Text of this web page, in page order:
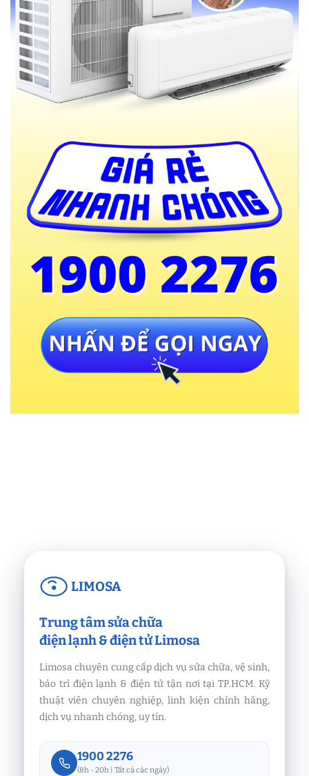
LIMOSA
Trung tâm sửa chữa
điện lạnh & điện tử Limosa
Limosa chuyên cung cấp dịch vụ sửa chữa, vệ sinh,
bảo trì điện lạnh & điện tử tận nơi tại TP.HCM. Kỹ
thuật viên chuyên nghiệp, linh kiện chính hãng,
dịch vụ nhanh chóng, uy tín.
1900 2276
(8h - 20h | Tất cả các ngày)